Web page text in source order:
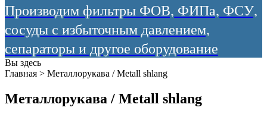
Производим фильтры ФОВ, ФИПа, ФСУ,
сосуды с избыточным давлением,
сепараторы и другое оборудование
Вы здесь
Главная > Металлорукава / Metall shlang
Металлорукава / Metall shlang